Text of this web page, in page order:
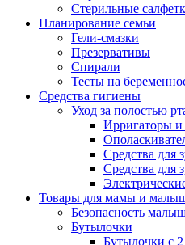
Стерильные
Планирование семьи
Гели-смазки
Презервативы
Спирали
Тесты на
Средства гигиены
Уход за полостью
Ирригаторы
Средства для
Средства для
Товары для мамы и
Безопасность
Бутылочки
Бутылочки с 2